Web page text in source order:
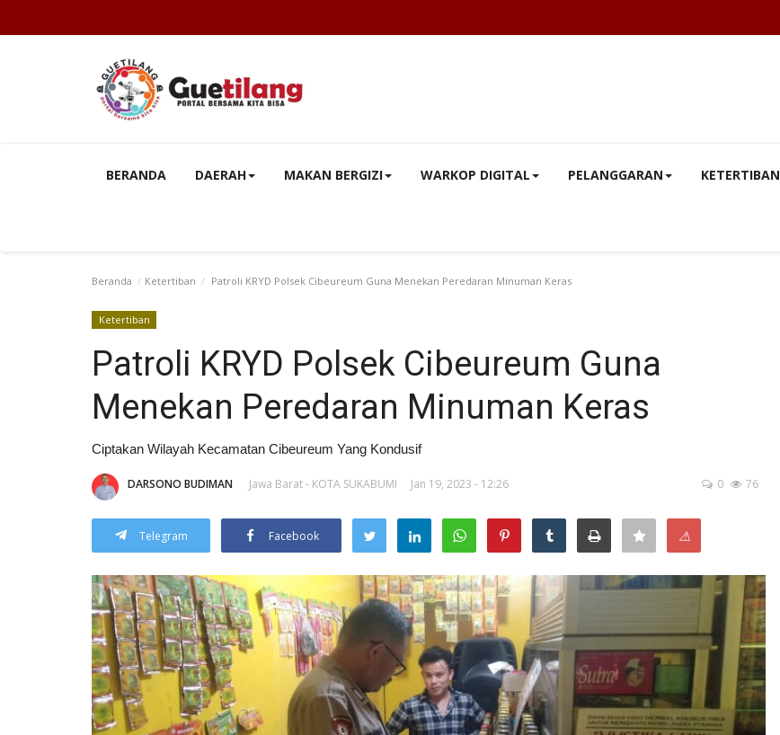
BERANDA DAERAH MAKAN BERGIZI WARKOP DIGITAL PELANGGARAN KETERTIBAN
Beranda Ketertiban Patroli KRYD Polsek Cibeureum Guna Menekan Peredaran Minuman Keras
Ketertiban
Patroli KRYD Polsek Cibeureum Guna
Menekan Peredaran Minuman Keras
Ciptakan Wilayah Kecamatan Cibeureum Yang Kondusif
DARSONO BUDIMAN Jawa Barat - KOTA SUKABUMI Jan 19, 2023 - 12:26 0 76
Telegram Facebook ⚠